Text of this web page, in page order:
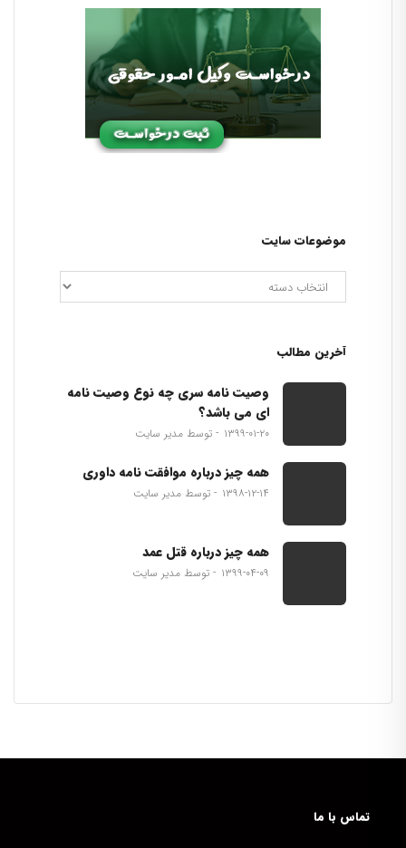
موضوعات سایت
آخرین مطالب
وصیت نامه سری چه نوع وصیت نامه
ای می باشد؟
۱۳۹۹-۰۱-۲۰ توسط مدیر سایت
همه چیز درباره موافقت نامه داوری
۱۳۹۸-۱۲-۱۴ توسط مدیر سایت
همه چیز درباره قتل عمد
۱۳۹۹-۰۴-۰۹ توسط مدیر سایت
تماس با ما